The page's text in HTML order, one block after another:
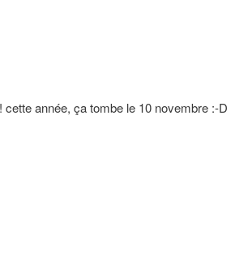
année, ça tombe le 10 novembre :-D